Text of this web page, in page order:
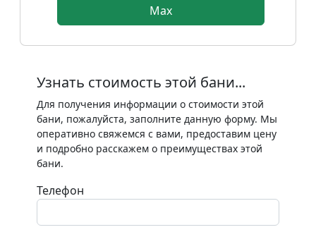
Max
Узнать стоимость этой бани...
Для получения информации о стоимости этой
бани, пожалуйста, заполните данную форму. Мы
оперативно свяжемся с вами, предоставим цену
и подробно расскажем о преимуществах этой
бани.
Телефон